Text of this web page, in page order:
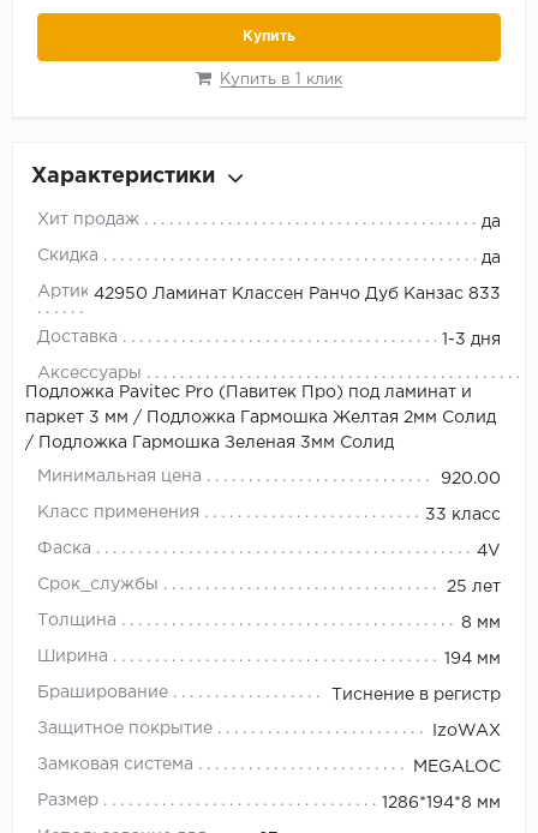
Купить
Купить в 1 клик
Характеристики
Хит продаж да
Скидка да
Артикул42950 Ламинат Классен Ранчо Дуб Канзас 833
Доставка 1-3 дня
Аксессуары
Подложка Pavitec Pro (Павитек Про) под ламинат и
паркет 3 мм /
Подложка Гармошка Желтая 2мм Солид
/
Подложка Гармошка Зеленая 3мм Солид
Минимальная цена 920.00
Класс применения 33 класс
Фаска 4V
Срок_службы 25 лет
Толщина 8 мм
Ширина 194 мм
Браширование Тиснение в регистр
Защитное покрытие IzoWAX
Замковая система MEGALOC
Размер 1286*194*8 мм